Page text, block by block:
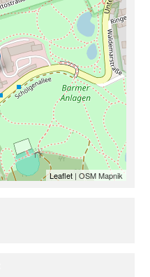
Leaflet | OSM Mapnik